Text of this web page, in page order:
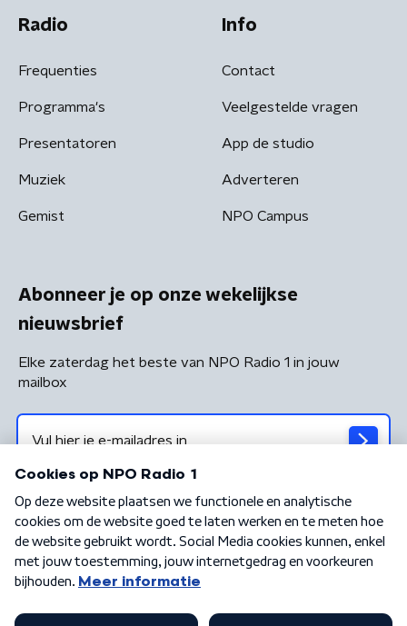
Radio
Frequenties
Programma's
Presentatoren
Muziek
Gemist
Info
Contact
Veelgestelde vragen
App de studio
Adverteren
NPO Campus
Abonneer je op onze wekelijkse
nieuwsbrief
Elke zaterdag het beste van NPO Radio 1 in jouw
mailbox
Algemene voorwaarden